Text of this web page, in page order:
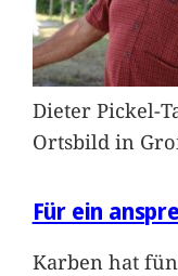
Dieter Pickel-
Ortsbild in
Für ein
Karben hat